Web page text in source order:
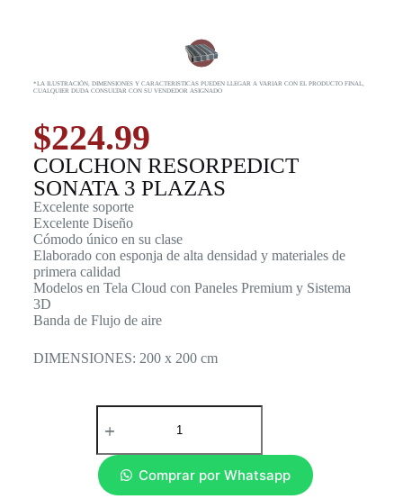
*LA ILUSTRACIÓN, DIMENSIONES Y CARACTERISTICAS PUEDEN LLEGAR A VARIAR CON EL PRODUCTO FINAL,
CUALQUIER DUDA CONSULTAR CON SU VENDEDOR ASIGNADO
$224.99
COLCHON RESORPEDICT
SONATA 3 PLAZAS
Excelente soporte
Excelente Diseño
Cómodo único en su clase
Elaborado con esponja de alta densidad y materiales de
primera calidad
Modelos en Tela Cloud con Paneles Premium y Sistema
3D
Banda de Flujo de aire
DIMENSIONES: 200 x 200 cm
Comprar por Whatsapp